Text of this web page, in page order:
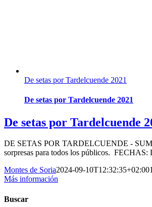
De setas por Tardelcuende 2021
De setas por Tardelcuende 2021
De setas por Tardelcuende
DE SETAS POR TARDELCUENDE -
sorpresas para todos los públicos. FECHAS:
Montes de Soria2024-09-10T12:32:35+02:00
Más información
Buscar